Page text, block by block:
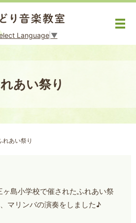
Language ▼
メ
あい祭り
れあい祭り
島小学校で催されたふれあい祭
マリンバの演奏をしました♪